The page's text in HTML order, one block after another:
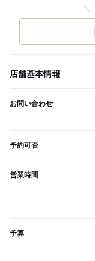
店舗基本情報
お問い合わせ
予約可否
営業時間
予算